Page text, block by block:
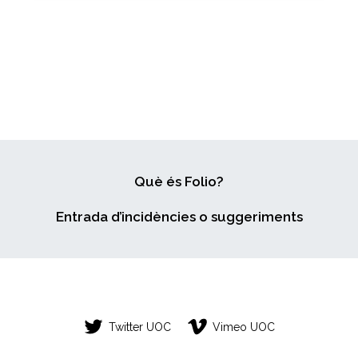
Què és Folio?
Entrada d’incidències o suggeriments
Twitter UOC Vimeo UOC